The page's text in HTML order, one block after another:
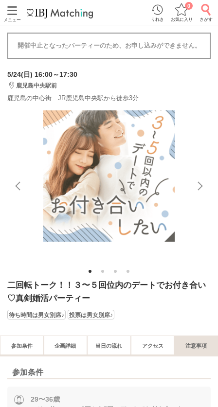
メニュー りれき お気に入り
0
さがす
開催中止となったパーティーのため、お申し込みができません。
5/24(日) 16:00～17:30
鹿児島中央駅前
鹿児島の中心街 JR鹿児島中央駅から徒歩3分
1 2 3 4
二回転トーク！！３〜５回位内のデートでお付き合い
♡真剣婚活パーティー
待ち時間は男女別席♪ 投票は男女別席♪
参加条件 企画詳細 当日の流れ アクセス 注意事項
参加条件
29〜36歳